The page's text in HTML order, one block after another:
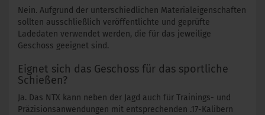
Nein. Aufgrund der unterschiedlichen Materialeigenschaften
sollten ausschließlich veröffentlichte und geprüfte
Ladedaten verwendet werden, die für das jeweilige
Geschoss geeignet sind.
Eignet sich das Geschoss für das sportliche
Schießen?
Ja. Das NTX kann neben der Jagd auch für Trainings- und
Präzisionsanwendungen mit entsprechenden .17-Kalibern